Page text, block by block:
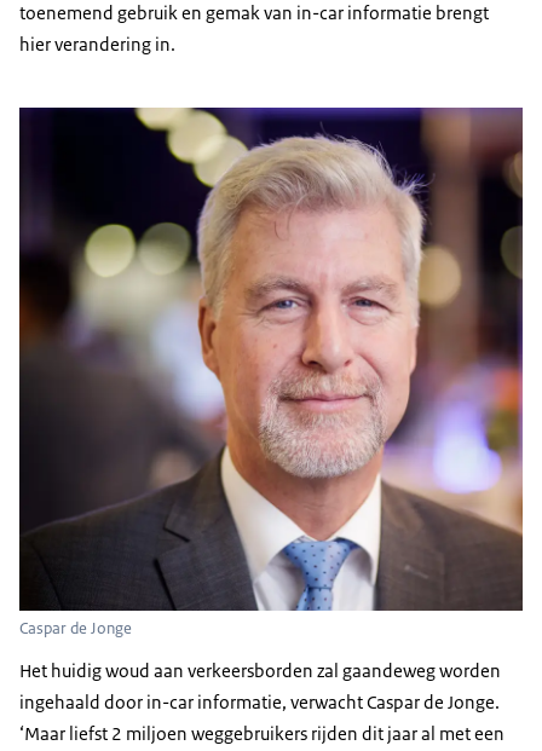
toenemend gebruik en gemak van in-car informatie brengt
hier verandering in.
Caspar de Jonge
Het huidig woud aan verkeersborden zal gaandeweg worden
ingehaald door in-car informatie, verwacht Caspar de Jonge.
‘Maar liefst 2 miljoen weggebruikers rijden dit jaar al met een